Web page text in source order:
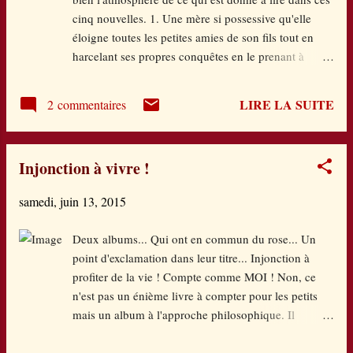
papier jaune unique qui lui va comme un gant,
évidemment.... La mise en scène de cet album
est époustouflante : véritable ode à l'imaginaire,
cinq nouvelles. 1. Une mère si possessive qu'elle
éloigne toutes les petites amies de son fils tout en
harcelant ses propres conquêtes en le prenant à
mère qui pollue le mur Facebook de son fils et lui
fait un chantage pas possible, 4. Une mère dont le
mollesse, 5. Une mère accusée de maltraitance par
des quatre histoires précédentes et qui se disent que
débarrassent effectivement de leur mère et
franchement, on ne peut s'empêcher de les
comprendre même si pour certains, c'est assez
radical et sans retour. J'ai trouvé particulièrement
terrible la quatrième histoire où est pris qui cro...
2 commentaires LIRE LA SUITE
Injonction à vivre !
samedi, juin 13, 2015
Deux albums... Qui ont en commun du rose... Un
point d'exclamation dans leur titre... Injonction à
profiter de la vie ! Compte comme MOI ! Non, ce
n'est pas un énième livre à compter pour les petits
mais un album à l'approche philosophique. Il